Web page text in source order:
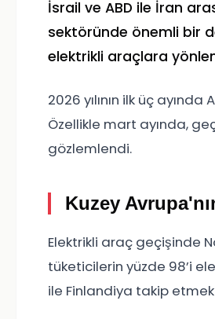
İsrail ve ABD ile İran
sektöründe önemli bir
elektrikli araçlara
2026 yılının ilk üç
Özellikle mart ayında,
gözlemlendi.
Kuzey
Elektrikli araç geçişinde
tüketicilerin yüzde 98’i
ile Finlandiya takip